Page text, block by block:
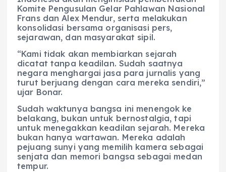
Komite Pengusulan Gelar Pahlawan Nasional
Frans dan Alex Mendur, serta melakukan
konsolidasi bersama organisasi pers,
sejarawan, dan masyarakat sipil.
“Kami tidak akan membiarkan sejarah
dicatat tanpa keadilan. Sudah saatnya
negara menghargai jasa para jurnalis yang
turut berjuang dengan cara mereka sendiri,”
ujar Bonar.
Sudah waktunya bangsa ini menengok ke
belakang, bukan untuk bernostalgia, tapi
untuk menegakkan keadilan sejarah. Mereka
bukan hanya wartawan. Mereka adalah
pejuang sunyi yang memilih kamera sebagai
senjata dan memori bangsa sebagai medan
tempur.